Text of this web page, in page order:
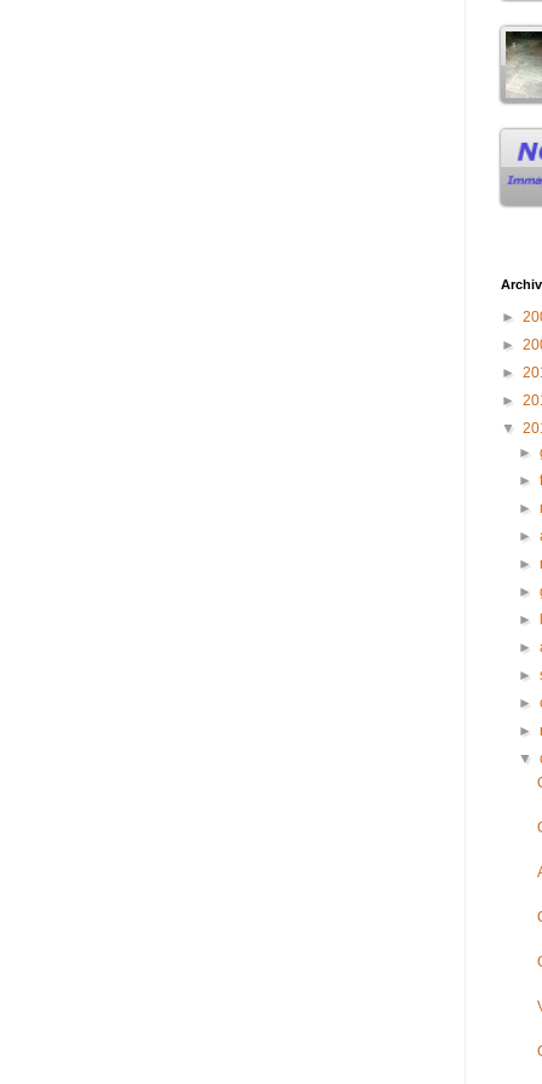
►
►
►
►
▼
►
►
►
►
►
►
►
►
►
►
►
▼